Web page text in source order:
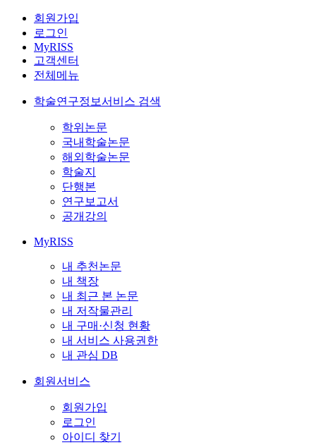
회원가입
로그인
MyRISS
고객센터
전체메뉴
학술연구정보서비스 검색
학위논문
국내학술논문
해외학술논문
학술지
단행본
연구보고서
공개강의
MyRISS
내 추천논문
내 책장
내 최근 본 논문
내 저작물관리
내 구매·신청 현황
내 서비스 사용권한
내 관심 DB
회원서비스
회원가입
로그인
아이디 찾기